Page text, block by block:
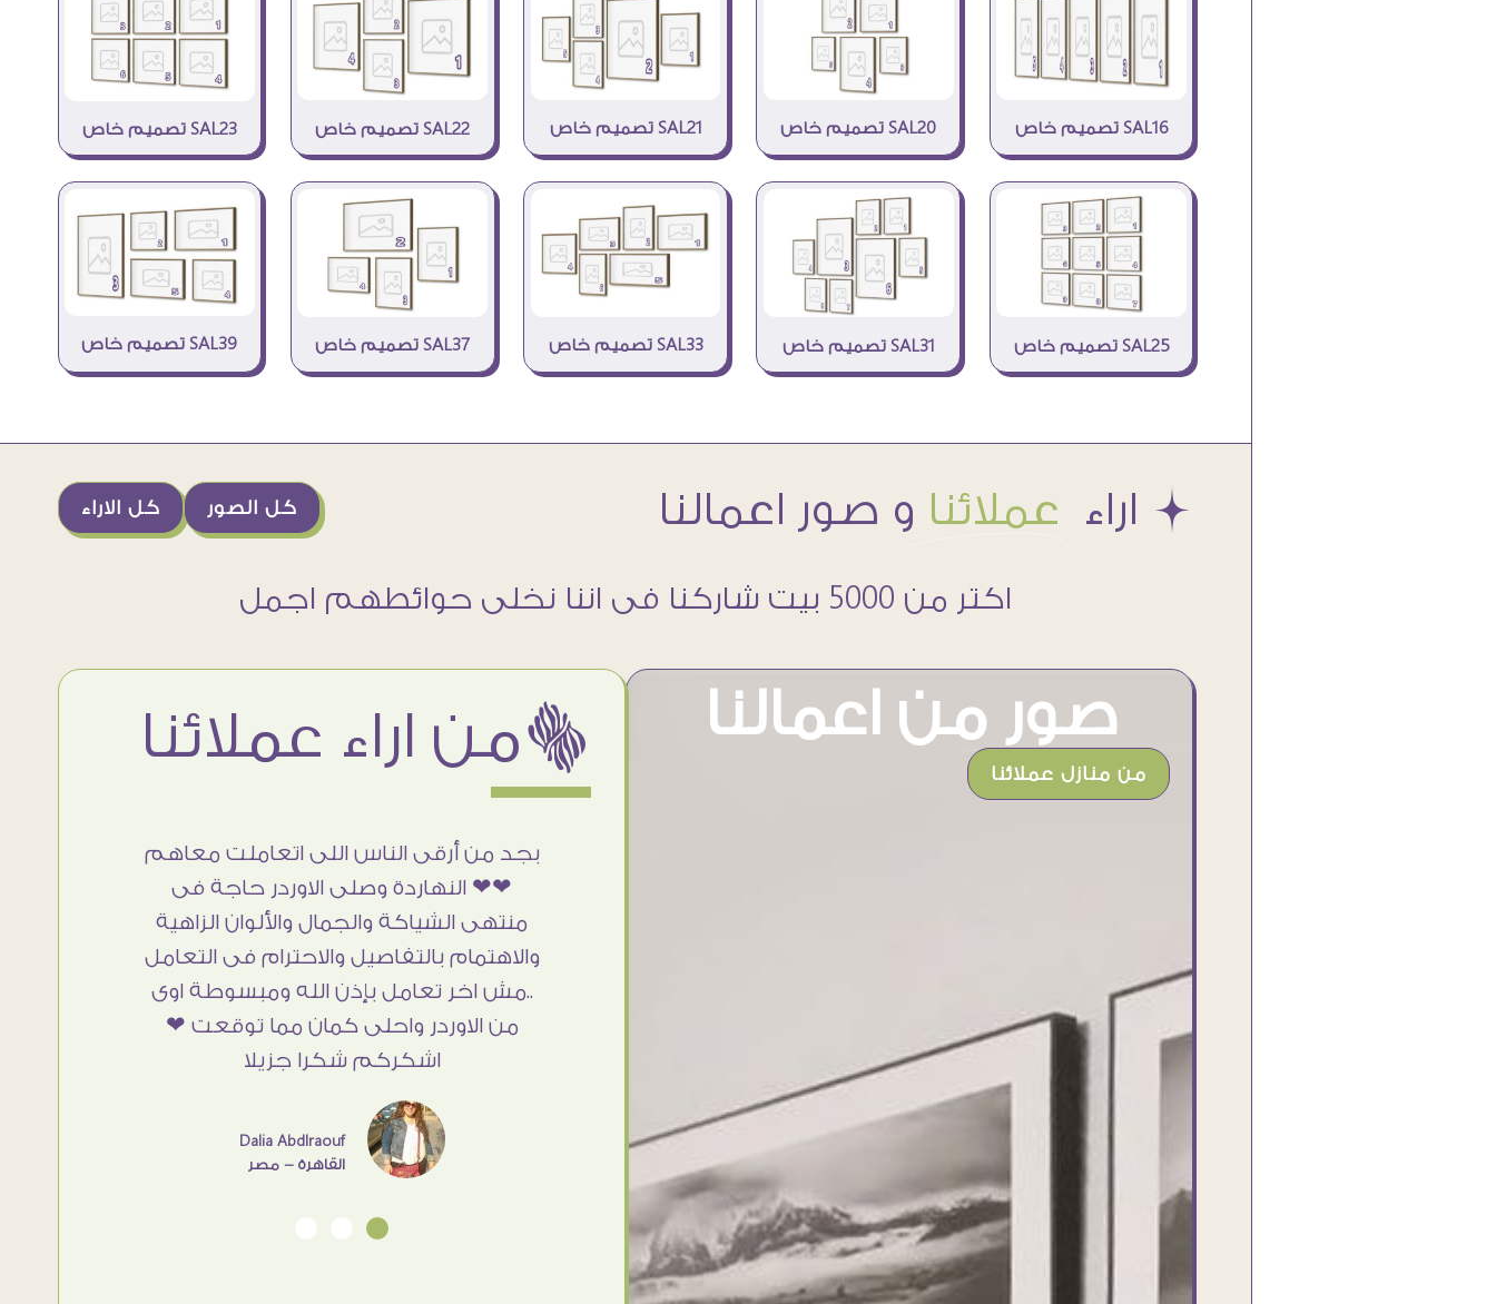
SAL16 تصميم خاص SAL20 تصميم خاص SAL21 تصميم خاص SAL22 تصميم خاص SAL23 تصميم خاص
SAL25 تصميم خاص SAL31 تصميم خاص SAL33 تصميم خاص SAL37 تصميم خاص SAL39 تصميم خاص
Æ اراء عملائنا و صور اعمالنا كل الاراء كل الصور
اكتر من 5000 بيت شاركنا فى اننا نخلى حوائطهم اجمل
صور من اعمالنا
من منازل عملائنا
ëمن اراء عملائنا
وإرضاء العميل والخامات والتقفيل وسرعة
التوصيل. بصراحه وبمنتهي الأمانه مكسب
Doaa Elsayd
القاهرة - مصر
بجد من أرقى الناس اللى اتعاملت معاهم
❤❤ النهاردة وصلى الاوردر حاجة فى
منتهى الشياكة والجمال والألوان الزاهية
والاهتمام بالتفاصيل والاحترام فى التعامل
..مش اخر تعامل بإذن الله ومبسوطة اوى
من الاوردر واحلى كمان مما توقعت ❤
اشكركم شكرا جزيلا
Dalia Abdlraouf
القاهرة - مصر